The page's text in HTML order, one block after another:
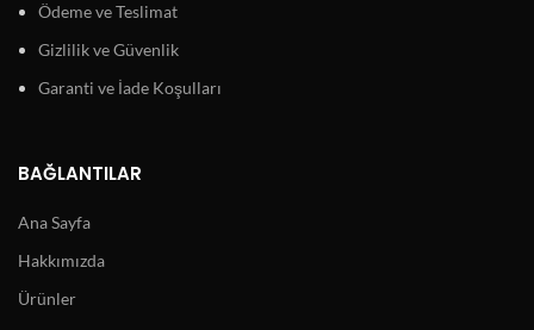
Ödeme ve Teslimat
Gizlilik ve Güvenlik
Garanti ve İade Koşulları
BAĞLANTILAR
Ana Sayfa
Hakkımızda
Ürünler